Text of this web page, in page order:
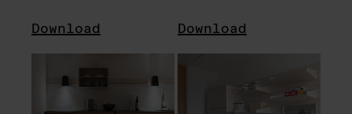
Download Download